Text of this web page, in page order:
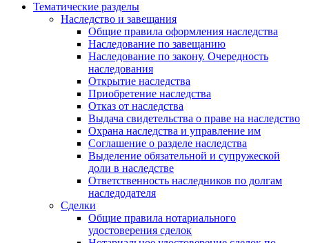
Тематические разделы
Наследство и завещания
Общие правила оформления наследства
Наследование по завещанию
Наследование по закону. Очередность
наследования
Открытие наследства
Приобретение наследства
Отказ от наследства
Выдача свидетельства о праве на наследство
Охрана наследства и управление им
Соглашение о разделе наследства
Выделение обязательной и супружеской
доли в наследстве
Ответственность наследников по долгам
наследодателя
Сделки
Общие правила нотариального
удостоверения сделок